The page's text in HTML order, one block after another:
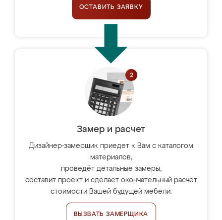
ОСТАВИТЬ ЗАЯВКУ
Замер и расчет
Дизайнер-замерщик приедет к Вам с каталогом
материалов,
проведёт детальные замеры,
составит проект и сделает окончательный расчёт
стоимости Вашей будущей мебели.
ВЫЗВАТЬ ЗАМЕРЩИКА